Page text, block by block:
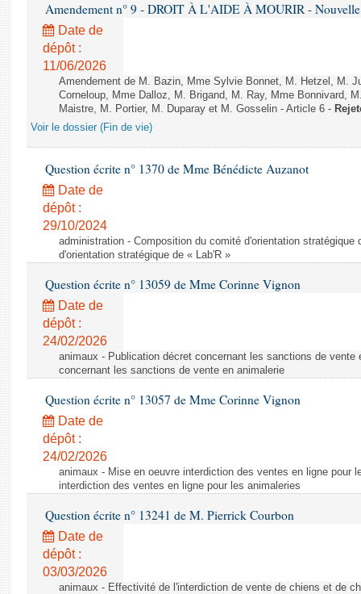
Amendement n° 9 - DROIT À L'AIDE À MOURIR -
Date de
dépôt :
11/06/2026
Amendement de M. Bazin, Mme Sylvie Bonnet, M. Hetzel, M.
Corneloup, Mme Dalloz, M. Brigand, M. Ray, Mme Bonnivard,
Maistre, M. Portier, M. Duparay et M. Gosselin - Article 6 -
Voir le dossier (Fin de vie)
Question écrite n° 1370 de Mme Bénédicte Auzanot
Date de
dépôt :
29/10/2024
administration - Composition du comité d'orientation stratégique
d'orientation stratégique de « Lab'R »
Question écrite n° 13059 de Mme Corinne Vignon
Date de
dépôt :
24/02/2026
animaux - Publication décret concernant les sanctions de vente
concernant les sanctions de vente en animalerie
Question écrite n° 13057 de Mme Corinne Vignon
Date de
dépôt :
24/02/2026
animaux - Mise en oeuvre interdiction des ventes en ligne pour
interdiction des ventes en ligne pour les animaleries
Question écrite n° 13241 de M. Pierrick Courbon
Date de
dépôt :
03/03/2026
animaux - Effectivité de l'interdiction de vente de chiens et de